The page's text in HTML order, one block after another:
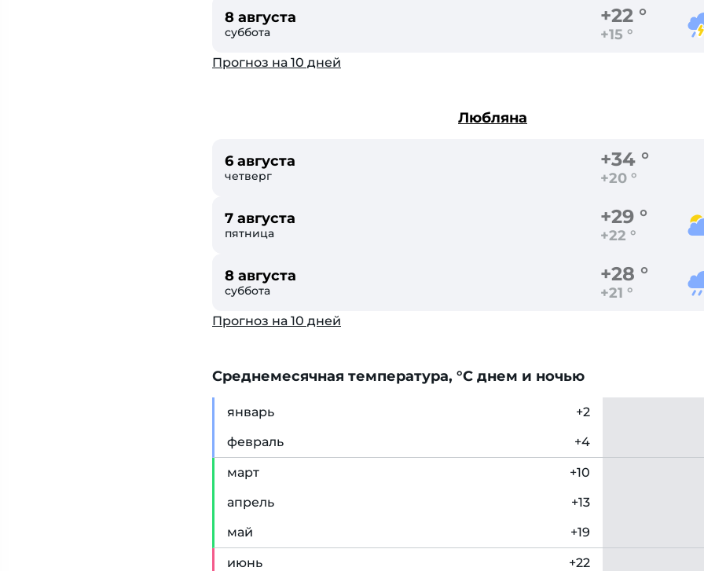
8 августа
суббота
+22 °
+15 °
Прогноз на 10 дней
Любляна
6 августа
четверг
+34 °
+20 °
7 августа
пятница
+29 °
+22 °
8 августа
суббота
+28 °
+21 °
Прогноз на 10 дней
Cреднемесячная температура, °C днем и ночью
январь
+2
февраль +4
март
+10
апрель
+13
май
+19
июнь
+22